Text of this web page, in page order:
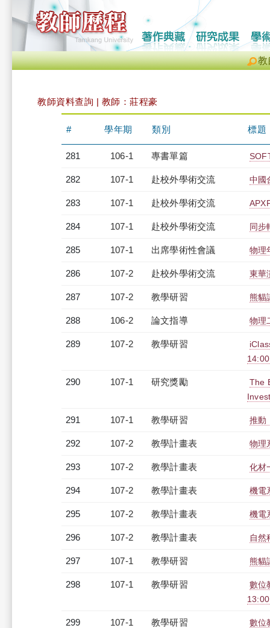
教
教師資料查詢 | 教師：莊程豪
# 學年期 類別 標題
281 106-1 專書單篇
282 107-1 赴校外學術交流 中國
283 107-1 赴校外學術交流
284 107-1 赴校外學術交流 同步
285 107-1 出席學術性會議 物理
286 107-2 赴校外學術交流 東華
287 107-2 教學研習 熊貓
288 106-2 論文指導 物理
289 107-2 教學研習
290 107-1 研究獎勵
The
291 107-1 教學研習 推動
292 107-2 教學計畫表 物理
293 107-2 教學計畫表 化材
294 107-2 教學計畫表 機電
295 107-2 教學計畫表 機電
296 107-2 教學計畫表 自然
297 107-1 教學研習 熊貓
298 107-1 教學研習
數位
299 107-1 教學研習
數位